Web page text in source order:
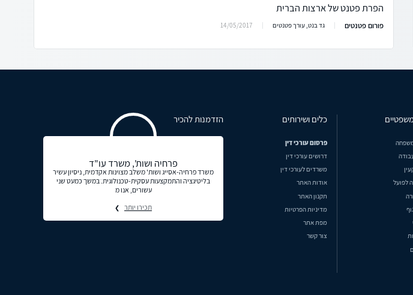
הפרת פטנט של ארצות הברית
פורום פטנטים גד בנט, עורך פטנטים 14/05/2017
משפחה
לפועל
כלים ושירותים
פרסום עורכי דין
דרושים עורכי דין
משרדים לעורכי דין
אודות האתר
תקנון האתר
מדיניות הפרטיות
מפת אתר
צור קשר
הזדמנות להכיר
פרחיה ושות', משרד עו"ד
משרד פרחיה-אסייג ושות' משלב מצוינות אקדמית, ניסיון עשיר
בליטיגציה והתמקצעות עסקית-טכנולוגית. במשך כמעט שני
עשורים, אנו מ
תכירו יותר